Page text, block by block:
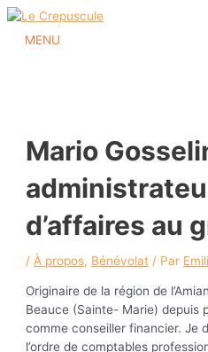
Aller
MENU
MENU
Mario
d’affaires au
/ À propos, Bénévolat / Par
Originaire de la région de
Beauce (Sainte- Marie) depuis
comme conseiller financier. Je
l’ordre de comptables